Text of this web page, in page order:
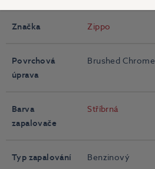
Značka Zippo
Povrchová
úprava
Brushed Chrome
Barva
zapalovače
Stříbrná
Typ zapalování Benzinový